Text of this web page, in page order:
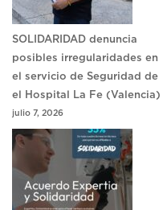
SOLIDARIDAD denuncia
posibles irregularidades en
el servicio de Seguridad de
el Hospital La Fe (Valencia)
julio 7, 2026